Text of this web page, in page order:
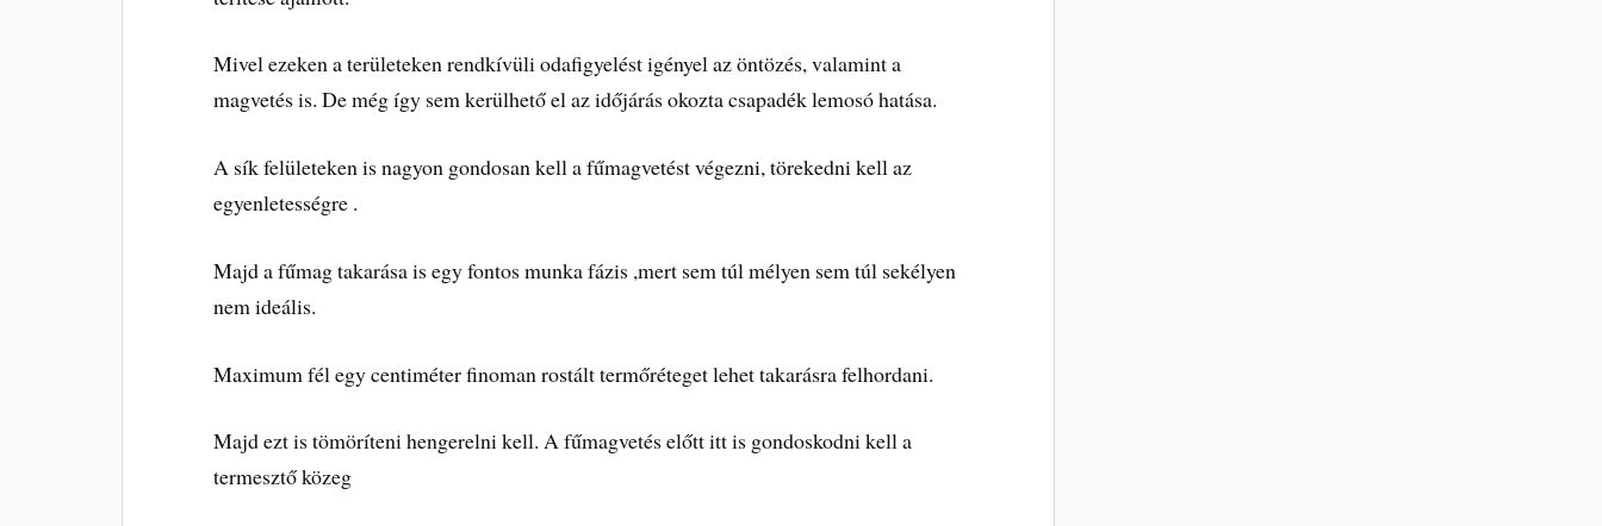
Mivel ezeken a területeken rendkívüli odafigyelést igényel az öntözés, valamint a
magvetés is. De még így sem kerülhető el az időjárás okozta csapadék lemosó hatása.
A sík felületeken is nagyon gondosan kell a fűmagvetést végezni, törekedni kell az
egyenletességre .
Majd a fűmag takarása is egy fontos munka fázis ,mert sem túl mélyen sem túl sekélyen
nem ideális.
Maximum fél egy centiméter finoman rostált termőréteget lehet takarásra felhordani.
Majd ezt is tömöríteni hengerelni kell. A fűmagvetés előtt itt is gondoskodni kell a
termesztő közeg